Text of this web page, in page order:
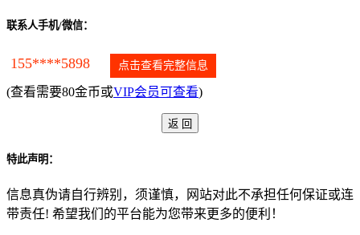
联系人手机/微信：
155****5898 点击查看完整信息
(查看需要80金币或VIP会员可查看)
特此声明：
信息真伪请自行辨别，须谨慎，网站对此不承担任何保证或连
带责任! 希望我们的平台能为您带来更多的便利！